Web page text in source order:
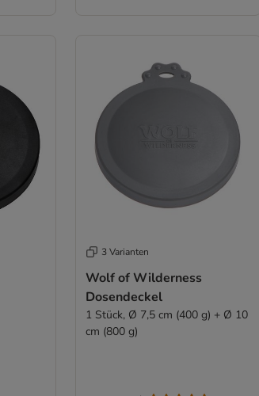
3 Varianten
Wolf of Wilderness
Dosendeckel
1 Stück, Ø 7,5 cm (400 g) + Ø 10
cm (800 g)